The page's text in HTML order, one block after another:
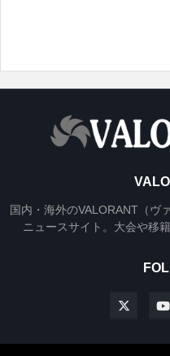
国内・海外のVALORANT（ヴ
ニュースサイト。大会や移